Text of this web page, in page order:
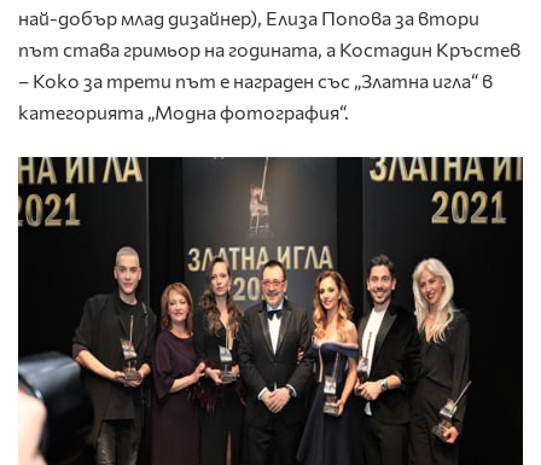
най-добър млад дизайнер), Елиза Попова за втори
път става гримьор на годината, а Костадин Кръстев
– Коко за трети път е награден със „Златна игла“ в
категорията „Модна фотография“.